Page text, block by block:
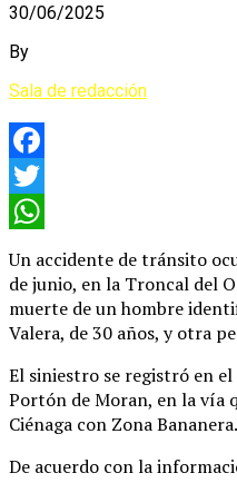
30/06/2025
By
Sala de redacción
Facebook
Twitter
Un accidente de tránsito
de junio, en la Troncal del
muerte de un hombre
Valera, de 30 años, y otra
El siniestro se registró en
Portón de Moran, en la vía
Ciénaga con Zona Bananera.
De acuerdo con la